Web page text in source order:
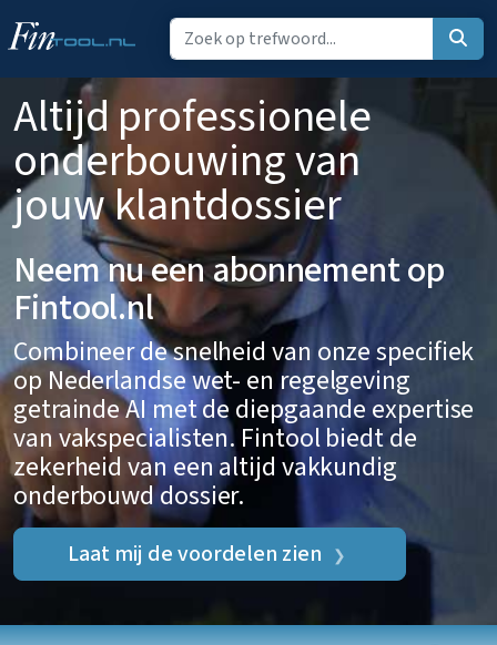
Altijd professionele
onderbouwing van
jouw klantdossier
Neem nu een abonnement op
Fintool.nl
Combineer de snelheid van onze specifiek
op Nederlandse wet- en regelgeving
getrainde AI met de diepgaande expertise
van vakspecialisten. Fintool biedt de
zekerheid van een altijd vakkundig
onderbouwd dossier.
Laat mij de voordelen zien